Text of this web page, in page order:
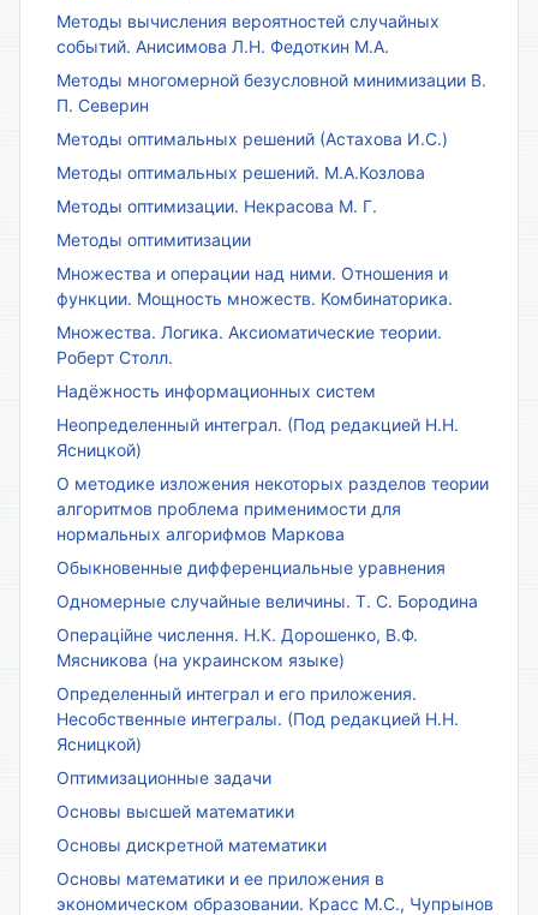
Методы вычисления вероятностей случайных
событий. Анисимова Л.Н. Федоткин М.А.
Методы многомерной безусловной минимизации В.
П. Северин
Методы оптимальных решений (Астахова И.С.)
Методы оптимальных решений. М.А.Козлова
Методы оптимизации. Некрасова М. Г.
Методы оптимитизации
Множества и операции над ними. Отношения и
функции. Мощность множеств. Комбинаторика.
Множества. Логика. Аксиоматические теории.
Роберт Столл.
Надёжность информационных систем
Неопределенный интеграл. (Под редакцией Н.Н.
Ясницкой)
О методике изложения некоторых разделов теории
алгоритмов проблема применимости для
нормальных алгорифмов Маркова
Обыкновенные дифференциальные уравнения
Одномерные случайные величины. Т. С. Бородина
Операційне числення. Н.К. Дорошенко, В.Ф.
Мясникова (на украинском языке)
Определенный интеграл и его приложения.
Несобственные интегралы. (Под редакцией Н.Н.
Ясницкой)
Оптимизационные задачи
Основы высшей математики
Основы дискретной математики
Основы математики и ее приложения в
экономическом образовании. Красс М.С., Чупрынов